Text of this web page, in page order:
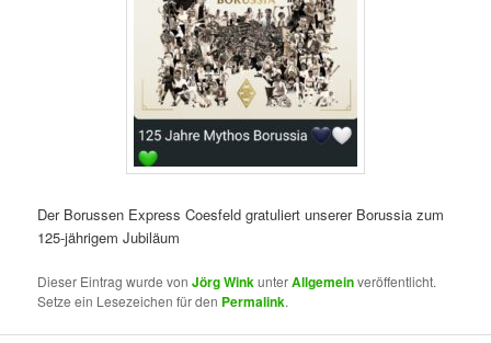
Der Borussen Express Coesfeld gratuliert unserer Borussia zum
125-jährigem Jubiläum
Dieser Eintrag wurde vonJörg WinkunterAllgemeinveröffentlicht.
Setze ein Lesezeichen für den Permalink.